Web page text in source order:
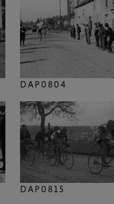
DAP0804
DAP0815